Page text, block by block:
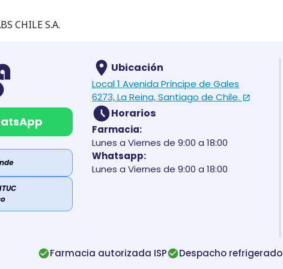
CHILE S.A.
Ubicación
Local 1 Avenida Príncipe de Gales
6273, La Reina, Santiago de Chile.
Horarios
Farmacia:
Lunes a Viernes de 9:00 a 18:00
Whatsapp:
Lunes a Viernes de 9:00 a 18:00
Farmacia autorizada ISP Despacho refrigerado